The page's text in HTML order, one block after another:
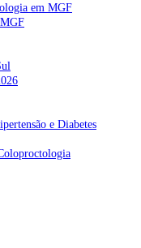
em MGF
e Diabetes